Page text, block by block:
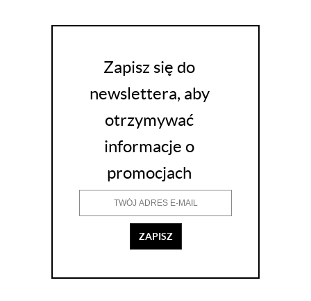
Zapisz się do
newslettera, aby
otrzymywać
informacje o
promocjach
ZAPISZ